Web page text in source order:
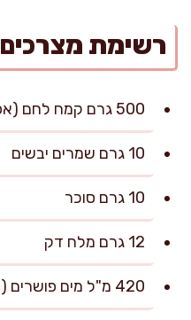
רשימת מצרכים
500 גרם קמח לחם (אפשר גם קמח לבן רגיל)
10 גרם שמרים יבשים
10 גרם סוכר
12 גרם מלח דק
420 מ"ל מים פושרים (כ-35–38 מעלות)